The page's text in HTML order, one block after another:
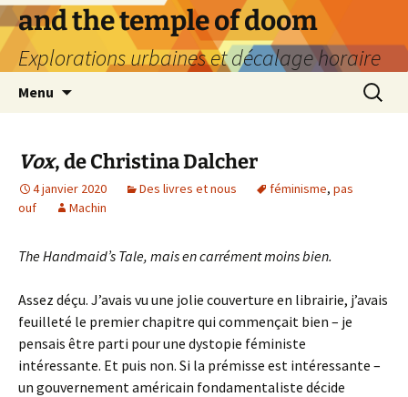
Aller
au
contenu
and the temple of doom
Explorations urbaines et décalage horaire
Menu
Vox, de Christina Dalcher
4 janvier 2020 Des livres et nous féminisme, pas
ouf
Machin
The Handmaid’s Tale, mais en carrément moins bien.
Assez déçu. J’avais vu une jolie couverture en librairie, j’avais
feuilleté le premier chapitre qui commençait bien – je
pensais être parti pour une dystopie féministe
intéressante. Et puis non. Si la prémisse est intéressante –
un gouvernement américain fondamentaliste décide